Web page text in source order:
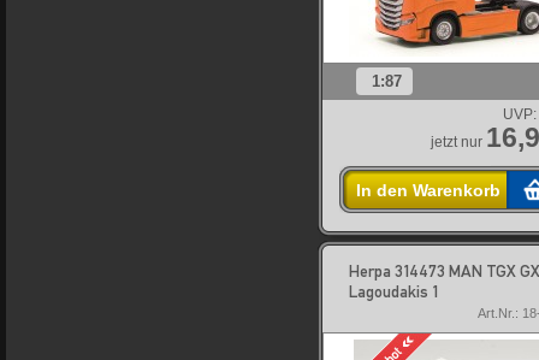
1:87
UVP:
jetzt nur
In den Warenkorb
Herpa 314473 MAN TGX
Lagoudakis 1
Art.Nr.: